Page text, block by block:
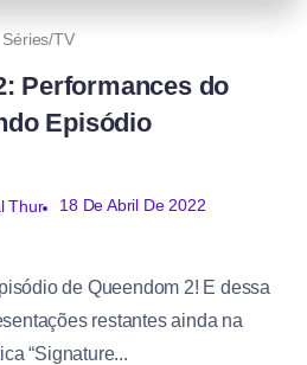
Séries/TV
Performances do
Episódio
Thur 18 De Abril De 2022
de Queendom 2! E dessa
restantes ainda na
“Signature...